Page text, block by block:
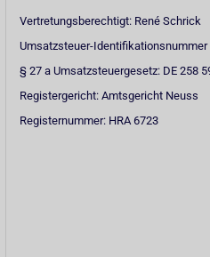
Vertretungsberechtigt: René Schrick
Umsatzsteuer-Identifikationsnummer
§ 27 a Umsatzsteuergesetz: DE 258
Registergericht: Amtsgericht Neuss
Registernummer: HRA 6723